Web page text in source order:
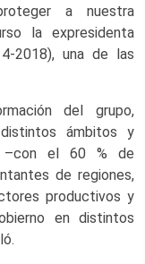
a nuestra
la expresidenta
2018), una de las
del grupo,
ámbitos y
–con el 60 % de
de regiones,
productivos y
en distintos